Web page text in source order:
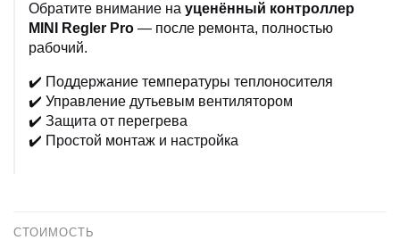
Обратите внимание на уценённый контроллер
MINI Regler Pro — после ремонта, полностью
рабочий.
✔️ Поддержание температуры теплоносителя
✔️ Управление дутьевым вентилятором
✔️ Защита от перегрева
✔️ Простой монтаж и настройка
СТОИМОСТЬ